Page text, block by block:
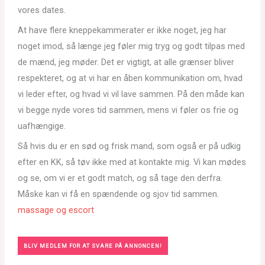
vores dates.
At have flere kneppekammerater er ikke noget, jeg har
noget imod, så længe jeg føler mig tryg og godt tilpas med
de mænd, jeg møder. Det er vigtigt, at alle grænser bliver
respekteret, og at vi har en åben kommunikation om, hvad
vi leder efter, og hvad vi vil lave sammen. På den måde kan
vi begge nyde vores tid sammen, mens vi føler os frie og
uafhængige.
Så hvis du er en sød og frisk mand, som også er på udkig
efter en KK, så tøv ikke med at kontakte mig. Vi kan mødes
og se, om vi er et godt match, og så tage den derfra.
Måske kan vi få en spændende og sjov tid sammen.
massage og escort
BLIV MEDLEM FOR AT SVARE PÅ ANNONCEN!